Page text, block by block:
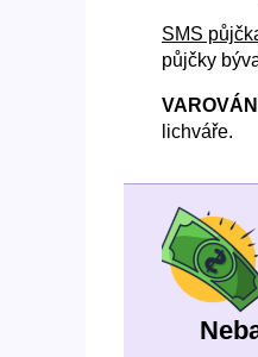
SMS
půjčky
lichváře.